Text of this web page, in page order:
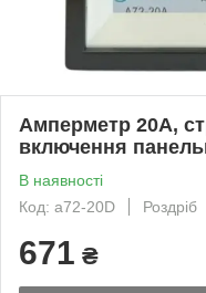
Амперметр 20А,
включення
В наявності
Код: a72-20D
Роздріб
671 ₴